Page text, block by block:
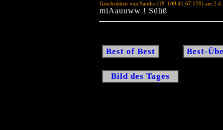
Geschrieben von Sandra (IP: 109.41.67.159) am
miAauuww ! Süüß
Best of Best Best-
Bild des Tages